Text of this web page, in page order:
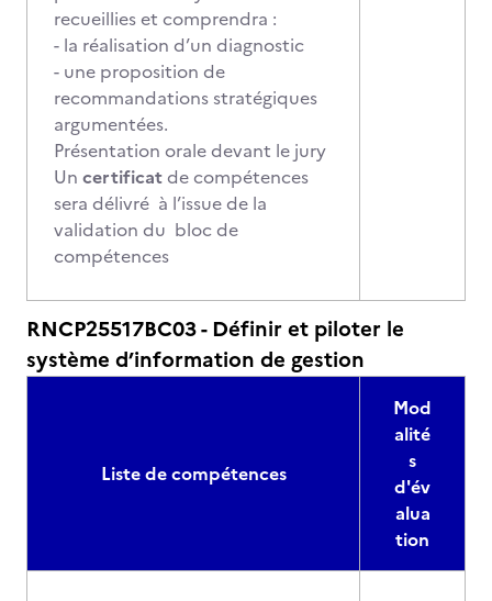
recueillies et comprendra :
- la réalisation d’un diagnostic
- une proposition de
recommandations stratégiques
argumentées.
Présentation orale devant le jury
Un certificatde compétences
sera délivré à l’issue de la
validation du bloc de
compétences
RNCP25517BC03 - Définir et piloter le
système d’information de gestion
Liste de compétences
Mod
alité
s
d'év
alua
tion